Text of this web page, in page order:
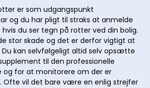
er som udgangspunkt
og du har pligt til straks at anmelde
du ser tegn på rotter ved din bolig.
stor skade og det er derfor vigtigt at
Du kan selvfølgeligt altid selv opsætte
til den professionelle
for at monitorere om der er
Ofte vil det bare være en enlig strejfer